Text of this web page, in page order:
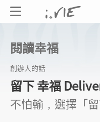
閱讀幸福
創辦人的話
留下 幸福
不怕輸，選擇「